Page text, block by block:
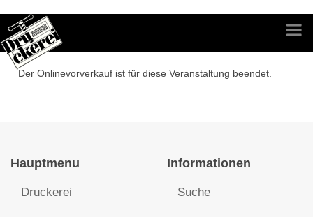
Der Onlinevorverkauf ist für diese Veranstaltung beendet.
Hauptmenu
Druckerei
Informationen
Suche